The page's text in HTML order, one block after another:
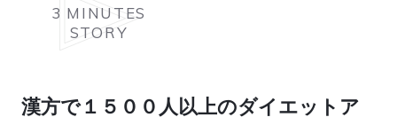
3 MINUTES
STORY
漢方で１５００人以上のダイエットア